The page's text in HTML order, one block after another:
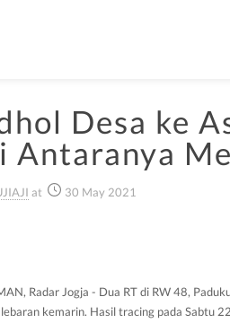
Desa ke
Antaranya
at 30 May 2021
Radar Jogja - Dua RT di RW 48,
kemarin. Hasil tracing pada Sabtu